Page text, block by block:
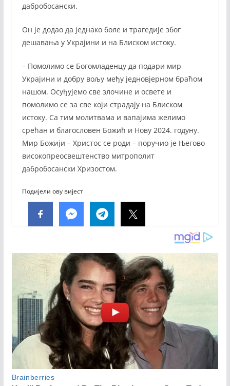
дабробосански.
Он је додао да једнако боле и трагедије због
дешавања у Украјини и на Блиском истоку.
– Помолимо се Богомладенцу да подари мир
Украјини и добру вољу међу једновјерном браћом
нашом. Осуђујемо све злочине и освете и
помолимо се за све који страдају на Блиском
истоку. Са тим молитвама и вапајима желимо
срећан и благословен Божић и Нову 2024. годуну.
Мир Божији – Христос се роди – поручио је Његово
високопреосвештенство митрополит
дабробосански Хризостом.
Подијели ову вијест